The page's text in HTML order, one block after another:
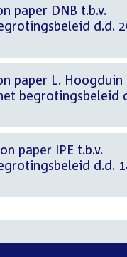
d.d.
begrotingsbeleid
d.d.